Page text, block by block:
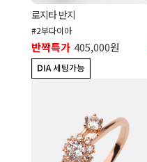
로지타 반지
#2부다이아
반짝특가 405,000원